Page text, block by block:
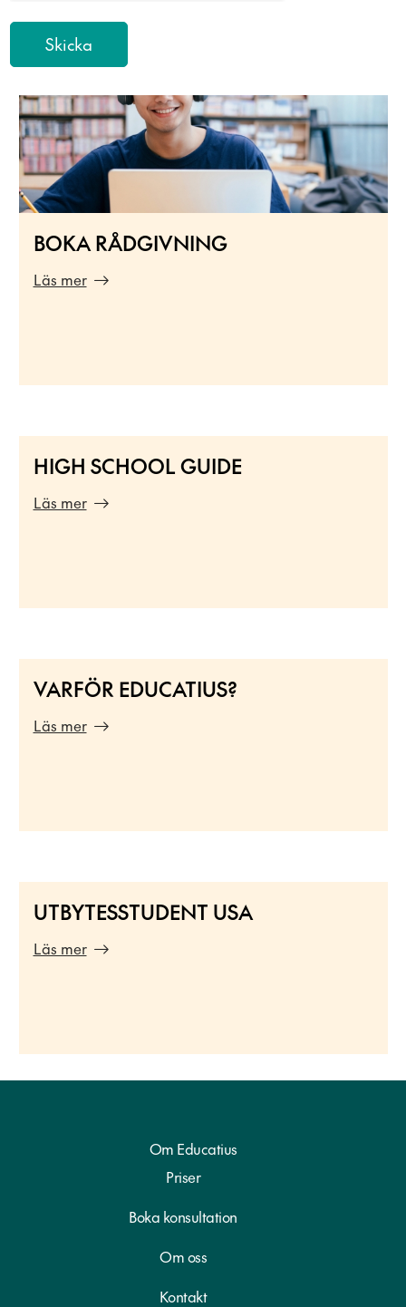
BOKA RÅDGIVNING
Läs mer
HIGH SCHOOL GUIDE
Läs mer
VARFÖR EDUCATIUS?
Läs mer
UTBYTESSTUDENT USA
Läs mer
Om Educatius
Priser
Boka konsultation
Om oss
Kontakt